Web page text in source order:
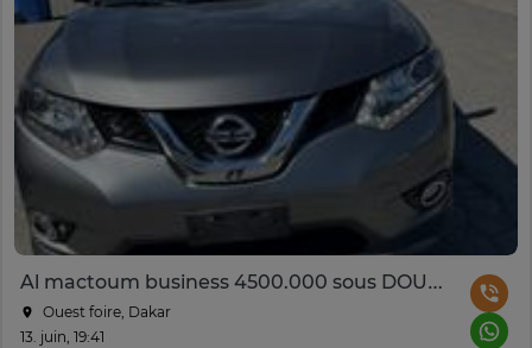
Al mactoum business 4500.000 sous DOUANE
Ouest foire, Dakar
13. juin, 19:41